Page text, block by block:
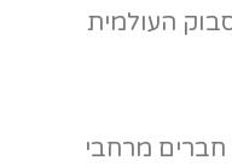
העולמית
מרחבי